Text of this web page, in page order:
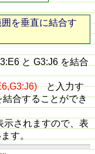
を垂直に結合す
と G3:J6 を結合
と入力す
合することができ
示されますので、表
す。